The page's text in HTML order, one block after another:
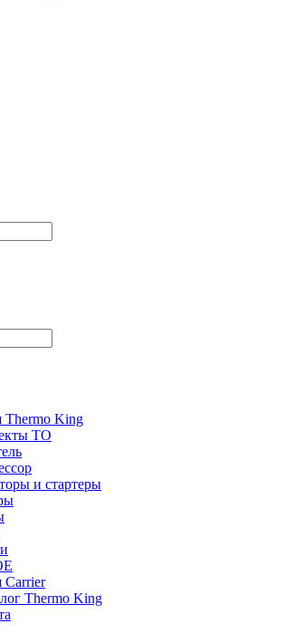
Thermo King
ТО
и стартеры
Carrier
Thermo King